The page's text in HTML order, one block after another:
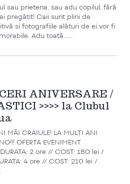
sau prietena, sau adu copilul, fără
pregătit! Caii sunt plini de
si fotografiile alături de ei vor fi
Adu toată…...
ANIVERSARE /
>>>> la Clubul
MĂI CRAIULE! LA MULȚI ANI
OFERTA EVENIMENT
DURATA: 2 ore // COST: 180 lei /
4 ore // COST: 210 lei /